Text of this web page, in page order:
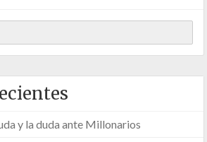
y la duda ante Millonarios